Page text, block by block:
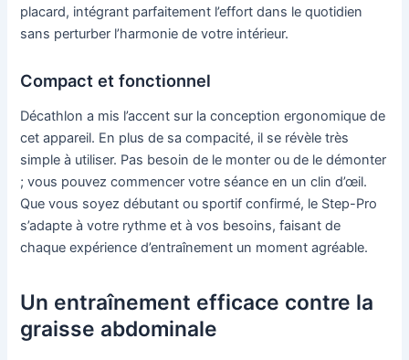
placard, intégrant parfaitement l’effort dans le quotidien
sans perturber l’harmonie de votre intérieur.
Compact et fonctionnel
Décathlon a mis l’accent sur la conception ergonomique de
cet appareil. En plus de sa compacité, il se révèle très
simple à utiliser. Pas besoin de le monter ou de le démonter
; vous pouvez commencer votre séance en un clin d’œil.
Que vous soyez débutant ou sportif confirmé, le Step-Pro
s’adapte à votre rythme et à vos besoins, faisant de
chaque expérience d’entraînement un moment agréable.
Un entraînement efficace contre la
graisse abdominale